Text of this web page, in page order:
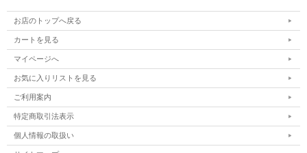
お店のトップへ戻る
カートを見る
マイページへ
お気に入りリストを見る
ご利用案内
特定商取引法表示
個人情報の取扱い